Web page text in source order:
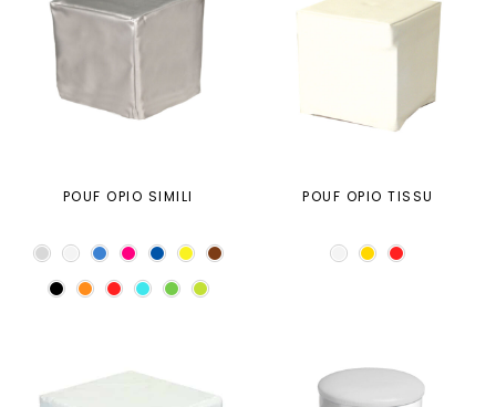
POUF OPIO SIMILI POUF OPIO TISSU